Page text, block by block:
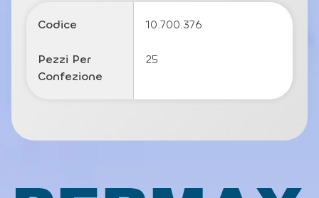
li
Codice 10.700.376
Pezzi Per
Confezione
25